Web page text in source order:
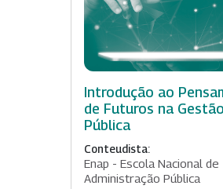
Introdução ao
de Futuros na Gestão
Pública
Conteudista:
Enap - Escola Nacional de
Administração Pública